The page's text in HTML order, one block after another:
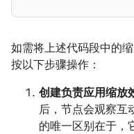
如需将上述代码段中的
按以下步骤操作：
创建负责应用缩放
后，节点会观察互
的唯一区别在于，